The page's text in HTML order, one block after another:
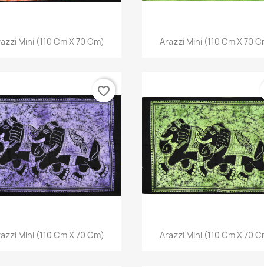
Anteprima
Mini (110 Cm X 70 Cm) Anteprima
Arazzi Mini (110 Cm X 70
Anteprima
Mini (110 Cm X 70 Cm)
favorite_border
Anteprima
Arazzi Mini (110 Cm X 70